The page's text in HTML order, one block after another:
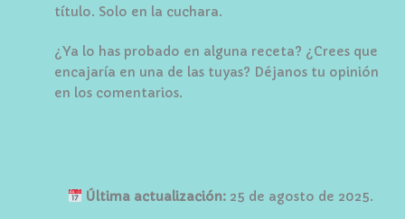
título. Solo en la cuchara.
¿Ya lo has probado en alguna receta? ¿Crees que
encajaría en una de las tuyas? Déjanos tu opinión
en los comentarios.
Última actualización: 25 de agosto de 2025.